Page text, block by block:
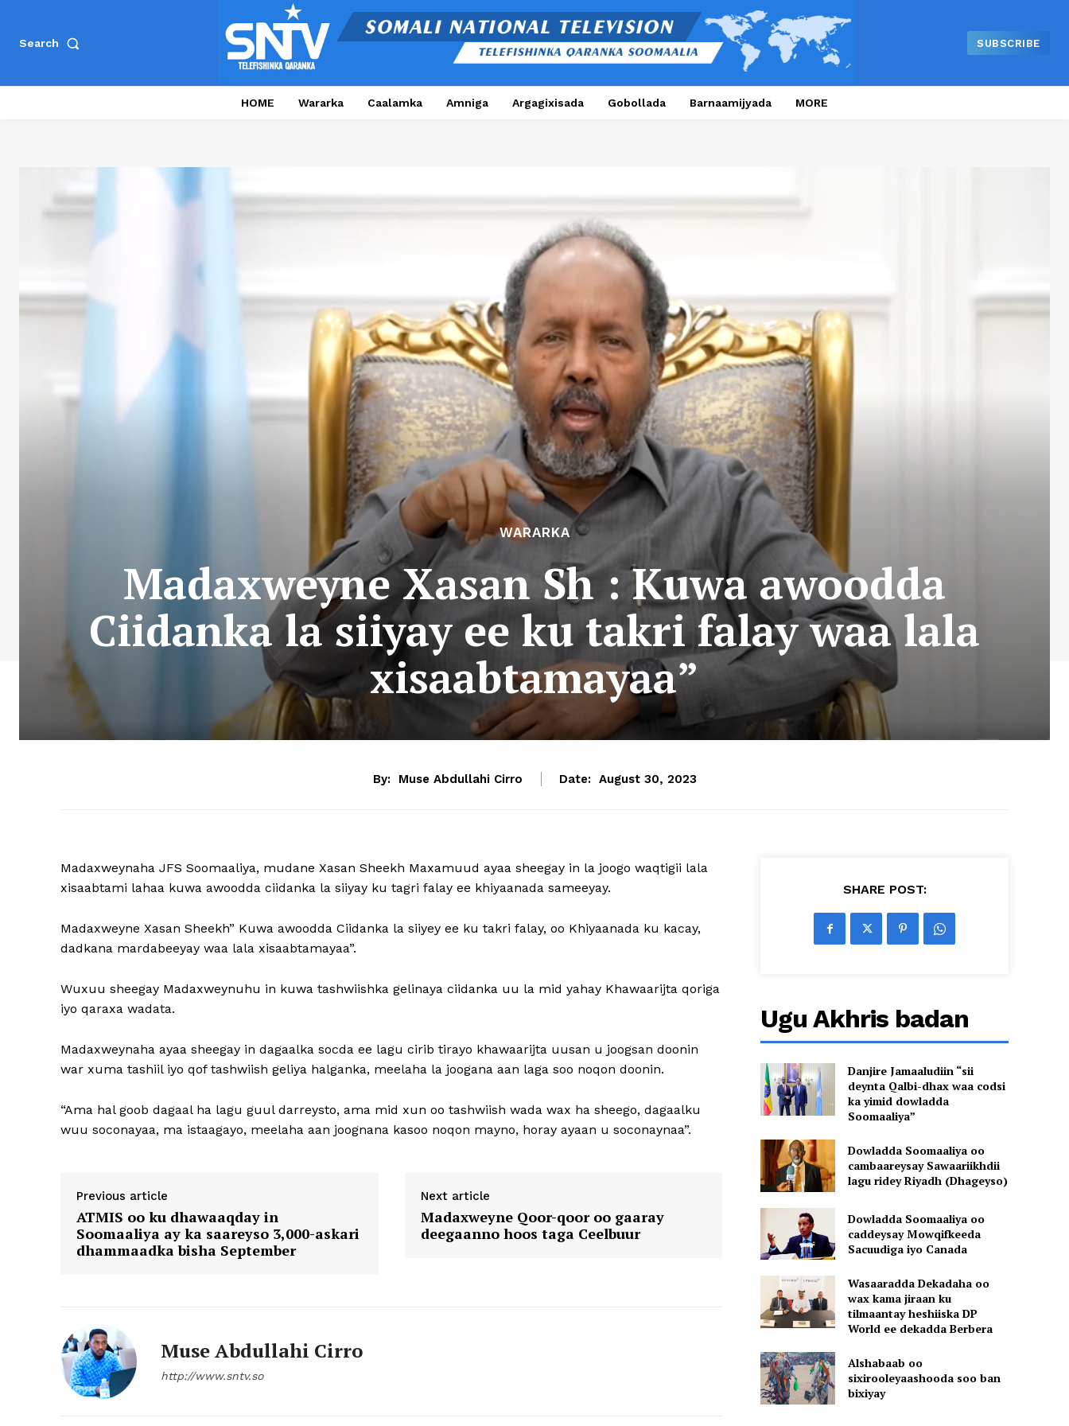
Search SUBSCRIBE
HOME Wararka Caalamka Amniga Argagixisada Gobollada Barnaamijyada MORE
WARARKA
Madaxweyne Xasan Sh : Kuwa awoodda
Ciidanka la siiyay ee ku takri falay waa lala
xisaabtamayaa”
By: Muse Abdullahi Cirro Date: August 30, 2023
Madaxweynaha JFS Soomaaliya, mudane Xasan Sheekh Maxamuud ayaa sheegay in la joogo waqtigii lala
xisaabtami lahaa kuwa awoodda ciidanka la siiyay ku tagri falay ee khiyaanada sameeyay.
Madaxweyne Xasan Sheekh” Kuwa awoodda Ciidanka la siiyey ee ku takri falay, oo Khiyaanada ku kacay,
dadkana mardabeeyay waa lala xisaabtamayaa”.
Wuxuu sheegay Madaxweynuhu in kuwa tashwiishka gelinaya ciidanka uu la mid yahay Khawaarijta qoriga
iyo qaraxa wadata.
Madaxweynaha ayaa sheegay in dagaalka socda ee lagu cirib tirayo khawaarijta uusan u joogsan doonin
war xuma tashiil iyo qof tashwiish geliya halganka, meelaha la joogana aan laga soo noqon doonin.
“Ama hal goob dagaal ha lagu guul darreysto, ama mid xun oo tashwiish wada wax ha sheego, dagaalku
wuu soconayaa, ma istaagayo, meelaha aan joognana kasoo noqon mayno, horay ayaan u soconaynaa”.
Previous article
ATMIS oo ku dhawaaqday in
Soomaaliya ay ka saareyso 3,000-askari
dhammaadka bisha September
Next article
Madaxweyne Qoor-qoor oo gaaray
deegaanno hoos taga Ceelbuur
Muse Abdullahi Cirro
http://www.sntv.so
SHARE POST:
Ugu Akhris badan
Danjire Jamaaludiin “sii
deynta Qalbi-dhax waa codsi
ka yimid dowladda
Soomaaliya”
Dowladda Soomaaliya oo
cambaareysay Sawaariikhdii
lagu ridey Riyadh (Dhageyso)
Dowladda Soomaaliya oo
caddeysay Mowqifkeeda
Sacuudiga iyo Canada
Wasaaradda Dekadaha oo
wax kama jiraan ku
tilmaantay heshiiska DP
World ee dekadda Berbera
Alshabaab oo
sixirooleyaashooda soo ban
bixiyay